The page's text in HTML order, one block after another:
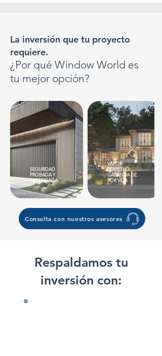
La inversión que tu proyecto
requiere.
¿Por qué Window World es
tu mejor opción?
SEGURIDAD
PROBADA Y
CERTIFICADA
VALOR
PERPETUO,
GARANTÍA DE
POR VIDA
Consulta con nuestros asesores
Respaldamos tu
inversión con: